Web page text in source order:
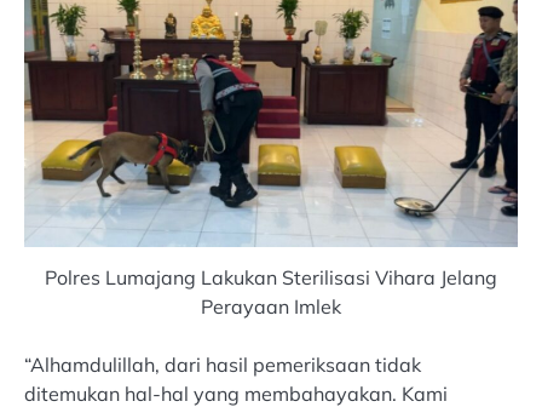
Polres Lumajang Lakukan Sterilisasi Vihara Jelang
Perayaan Imlek
“Alhamdulillah, dari hasil pemeriksaan tidak
ditemukan hal-hal yang membahayakan. Kami